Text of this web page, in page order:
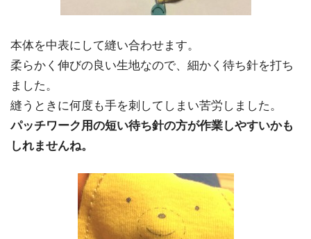
本体を中表にして縫い合わせます。
柔らかく伸びの良い生地なので、細かく待ち針を打ち
ました。
縫うときに何度も手を刺してしまい苦労しました。
パッチワーク用の短い待ち針の方が作業しやすいかも
しれませんね。